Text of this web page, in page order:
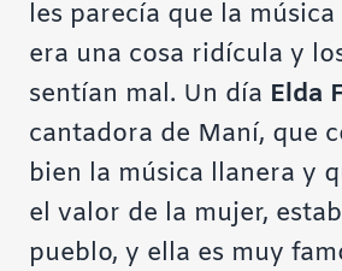
les parecía que la
era una cosa ridícula y
sentían mal. Un día Elda
cantadora de Maní, que
bien la música llanera y
el valor de la mujer,
pueblo, y ella es muy